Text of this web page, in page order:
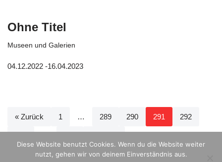
Ohne Titel
Museen und Galerien
04.12.2022 -16.04.2023
« Zurück 1 … 289 290 291 292
Diese Website benutzt Cookies. Wenn du die Website weiter
nutzt, gehen wir von deinem Einverständnis aus.